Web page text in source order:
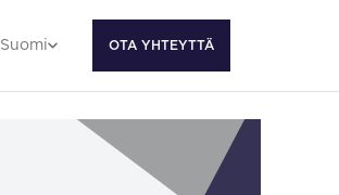
Suomi OTA YHTEYTTÄ